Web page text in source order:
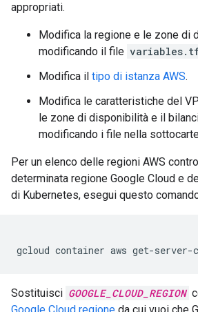
appropriati.
Modifica la regione e le zone di
modificando il file
Modifica il tipo di istanza AWS.
Modifica le caratteristiche del
le zone di disponibilità e il
modificando i file nella
Per un elenco delle regioni AWS
determinata regione Google Cloud e
di Kubernetes, esegui questo
gcloud container aws get-server-
Sostituisci GOOGLE_CLOUD_REGION